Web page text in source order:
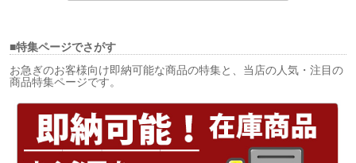
■特集ページでさがす
お急ぎのお客様向け即納可能な商品の特集と、当店の人気・注目の
商品特集ページです。